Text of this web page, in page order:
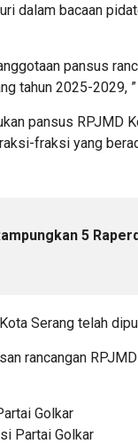
dalam bacaan
pansus
tahun 2025-2029,
pansus RPJMD
fraksi yang
5
Serang telah
rancangan
Golkar
Partai Golkar